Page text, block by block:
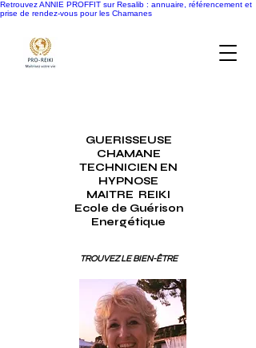
Retrouvez ANNIE PROFFIT sur Resalib : annuaire, référencement et
prise de rendez-vous pour les Chamanes
GUERISSEUSE
CHAMANE
TECHNICIEN EN
HYPNOSE
MAITRE REIKI
Ecole de Guérison
Energétique
TROUVEZ LE BIEN-ÊTRE